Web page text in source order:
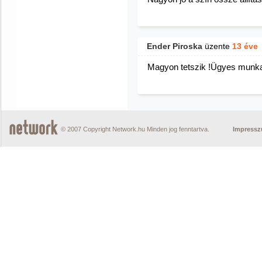
Ender Piroska üzente 13 éve
Magyon tetszik !Ügyes
© 2007 Copyright Network.hu Minden jog fenntartva.